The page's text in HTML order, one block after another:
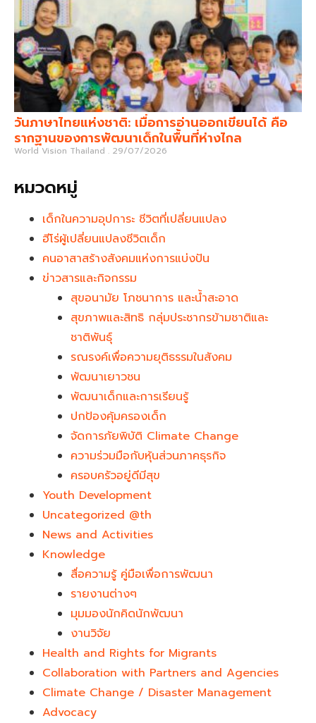
วันภาษาไทยแห่งชาติ: เมื่อการอ่านออกเขียนได้ คือ
รากฐานของการพัฒนาเด็กในพื้นที่ห่างไกล
World Vision Thailand 29/07/2026
หมวดหมู่
เด็กในความอุปการะ ชีวิตที่เปลี่ยนแปลง
ฮีโร่ผู้เปลี่ยนแปลงชีวิตเด็ก
คนอาสาสร้างสังคมแห่งการแบ่งปัน
ข่าวสารและกิจกรรม
สุขอนามัย โภชนาการ และน้ำสะอาด
สุขภาพและสิทธิ กลุ่มประชากรข้ามชาติและ
ชาติพันธุ์
รณรงค์เพื่อความยุติธรรมในสังคม
พัฒนาเยาวชน
พัฒนาเด็กและการเรียนรู้
ปกป้องคุ้มครองเด็ก
จัดการภัยพิบัติ Climate Change
ความร่วมมือกับหุ้นส่วนภาคธุรกิจ
ครอบครัวอยู่ดีมีสุข
Youth Development​
Uncategorized @th
News and Activities
Knowledge
สื่อความรู้ คู่มือเพื่อการพัฒนา
รายงานต่างๆ
มุมมองนักคิดนักพัฒนา
งานวิจัย
Health and Rights for Migrants
Collaboration with Partners and Agencies
Climate Change / Disaster Management
Advocacy